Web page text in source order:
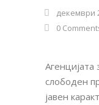
декември
0
слободен
јавен